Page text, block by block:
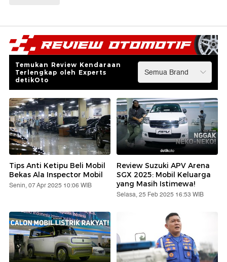
Temukan Review Kendaraan
Terlengkap oleh Experts
detikOto
Tips Anti Ketipu Beli Mobil
Bekas Ala Inspector Mobil
Senin, 07 Apr 2025 10:06 WIB
Review Suzuki APV Arena
SGX 2025: Mobil Keluarga
yang Masih Istimewa!
Selasa, 25 Feb 2025 16:53 WIB